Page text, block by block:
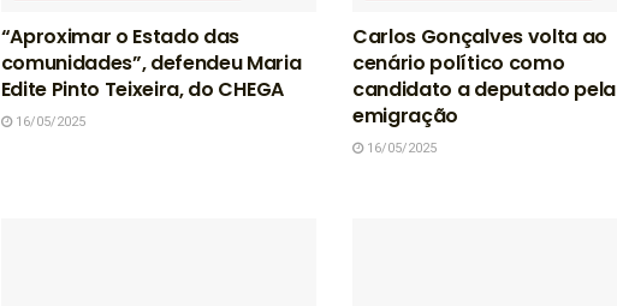
“Aproximar o Estado das
comunidades”, defendeu Maria
Edite Pinto Teixeira, do CHEGA
16/05/2025
Carlos Gonçalves volta ao
cenário político como
candidato a deputado pela
emigração
16/05/2025